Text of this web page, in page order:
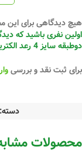
هیچ دیدگاهی برای
اولین نفری باشید که
دوطبقه سایز 4 رعد الکتریک”
برای ثبت نقد و بررسی
دسته:
محصولات